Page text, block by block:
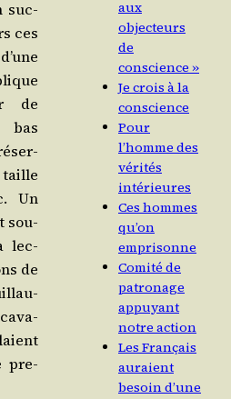
suc­
ces
de
bas
Un
sou­
lec­
de
pre­
aux
objecteurs
de
conscience »
Je crois à la
conscience
Pour
l’homme des
vérités
intérieures
Ces hommes
qu’on
emprisonne
Comité de
patronage
appuyant
notre action
Les Français
auraient
besoin d’une